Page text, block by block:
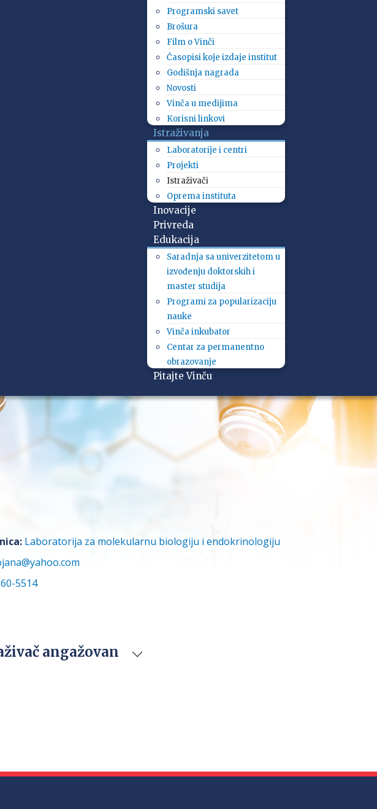
Programski savet
Brošura
Film o Vinči
Časopisi koje izdaje institut
Godišnja nagrada
Novosti
Vinča u medijima
Korisni linkovi
Istraživanja
Laboratorije i centri
Projekti
Istraživači
Oprema instituta
Inovacije
Privreda
Edukacija
Saradnja sa univerzitetom u
izvođenju doktorskih i
master studija
Programi za popularizaciju
nauke
Vinča inkubator
Centar za permanentno
obrazovanje
Pitajte Vinču
Laboratorija za molekularnu biologiju i endokrinologiju
5514
angažovan